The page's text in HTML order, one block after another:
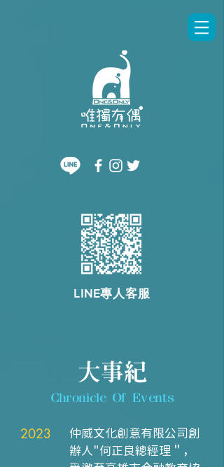
LINE專人客服
大事紀
Chronicle Of Events
2023
仲威文化創意有限公司創
辦人"何正良總經理＂，